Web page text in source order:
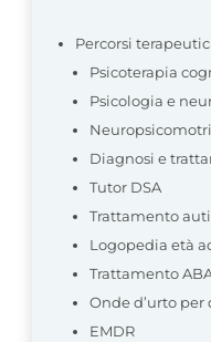
Percorsi
Psicoterapia
Psicologia e
Diagnosi e
Tutor DSA
Trattamento
Logopedia età
Trattamento
Onde d’urto
EMDR